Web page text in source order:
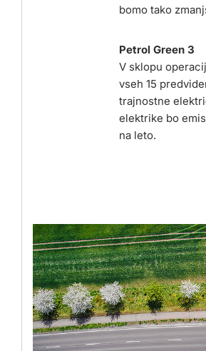
bomo tako
Petrol Green 3
V sklopu
vseh 15
trajnostne
elektrike bo
na leto.